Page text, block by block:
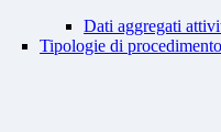
Dati aggregati
Tipologie di procedimento